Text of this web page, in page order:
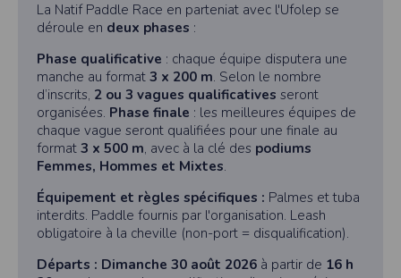
La Natif Paddle Race en parteniat avec l'Ufolep se
déroule en deux phases :
Phase qualificative : chaque équipe disputera une
manche au format 3 x 200 m. Selon le nombre
d’inscrits, 2 ou 3 vagues qualificatives seront
organisées. Phase finale : les meilleures équipes de
chaque vague seront qualifiées pour une finale au
format 3 x 500 m, avec à la clé des podiums
Femmes, Hommes et Mixtes.
Équipement et règles spécifiques : Palmes et tuba
interdits. Paddle fournis par l'organisation. Leash
obligatoire à la cheville (non-port = disqualification).
Départs : Dimanche 30 août 2026 à partir de 16 h